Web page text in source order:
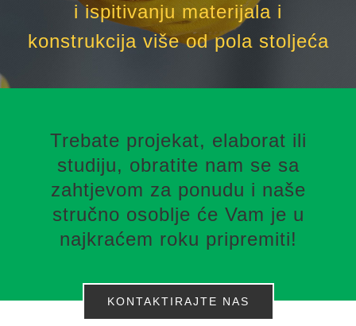
i ispitivanju materijala i
konstrukcija više od pola stoljeća
Trebate projekat, elaborat ili
studiju, obratite nam se sa
zahtjevom za ponudu i naše
stručno osoblje će Vam je u
najkraćem roku pripremiti!
KONTAKTIRAJTE NAS